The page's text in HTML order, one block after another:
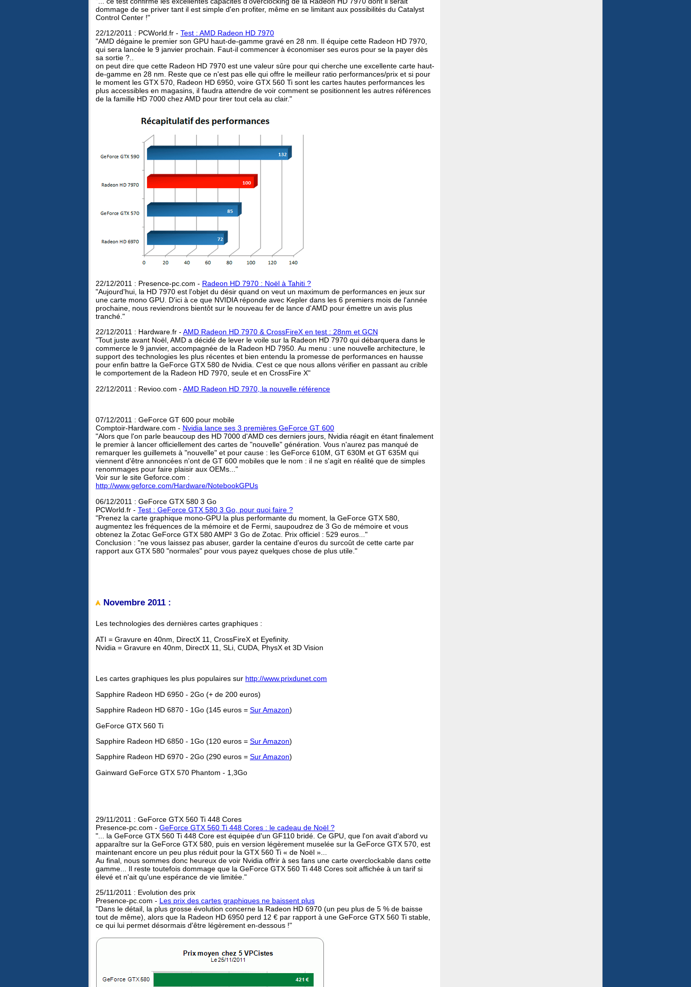
dommage de se priver tant il est simple d'en profiter, même en se limitant aux possibilités du Catalyst
Control Center !"
22/12/2011 : PCWorld.fr - Test : AMD Radeon HD 7970
"AMD dégaine le premier son GPU haut-de-gamme gravé en 28 nm. Il équipe cette Radeon HD 7970,
qui sera lancée le 9 janvier prochain. Faut-il commencer à économiser ses euros pour se la payer dès
sa sortie ?..
on peut dire que cette Radeon HD 7970 est une valeur sûre pour qui cherche une excellente carte haut-
de-gamme en 28 nm. Reste que ce n'est pas elle qui offre le meilleur ratio performances/prix et si pour
le moment les GTX 570, Radeon HD 6950, voire GTX 560 Ti sont les cartes hautes performances les
plus accessibles en magasins, il faudra attendre de voir comment se positionnent les autres références
de la famille HD 7000 chez AMD pour tirer tout cela au clair."
22/12/2011 : Presence-pc.com - Radeon HD 7970 : Noël à Tahiti ?
"Aujourd'hui, la HD 7970 est l'objet du désir quand on veut un maximum de performances en jeux sur
une carte mono GPU. D'ici à ce que NVIDIA réponde avec Kepler dans les 6 premiers mois de l'année
prochaine, nous reviendrons bientôt sur le nouveau fer de lance d'AMD pour émettre un avis plus
tranché."
22/12/2011 : Hardware.fr - AMD Radeon HD 7970 & CrossFireX en test : 28nm et GCN
"Tout juste avant Noël, AMD a décidé de lever le voile sur la Radeon HD 7970 qui débarquera dans le
commerce le 9 janvier, accompagnée de la Radeon HD 7950. Au menu : une nouvelle architecture, le
support des technologies les plus récentes et bien entendu la promesse de performances en hausse
pour enfin battre la GeForce GTX 580 de Nvidia. C'est ce que nous allons vérifier en passant au crible
le comportement de la Radeon HD 7970, seule et en CrossFire X"
22/12/2011 : Revioo.com - AMD Radeon HD 7970, la nouvelle référence
07/12/2011 : GeForce GT 600 pour mobile
Comptoir-Hardware.com - Nvidia lance ses 3 premières GeForce GT 600
"Alors que l'on parle beaucoup des HD 7000 d'AMD ces derniers jours, Nvidia réagit en étant finalement
le premier à lancer officiellement des cartes de "nouvelle" génération. Vous n'aurez pas manqué de
remarquer les guillemets à "nouvelle" et pour cause : les GeForce 610M, GT 630M et GT 635M qui
viennent d'être annoncées n'ont de GT 600 mobiles que le nom : il ne s'agit en réalité que de simples
renommages pour faire plaisir aux OEMs..."
Voir sur le site Geforce.com :
http://www.geforce.com/Hardware/NotebookGPUs
06/12/2011 : GeForce GTX 580 3 Go
PCWorld.fr - Test : GeForce GTX 580 3 Go, pour quoi faire ?
"Prenez la carte graphique mono-GPU la plus performante du moment, la GeForce GTX 580,
augmentez les fréquences de la mémoire et de Fermi, saupoudrez de 3 Go de mémoire et vous
obtenez la Zotac GeForce GTX 580 AMP² 3 Go de Zotac. Prix officiel : 529 euros..."
Conclusion : "ne vous laissez pas abuser, garder la centaine d'euros du surcoût de cette carte par
rapport aux GTX 580 "normales" pour vous payez quelques chose de plus utile."
Novembre 2011 :
Les technologies des dernières cartes graphiques :
ATI = Gravure en 40nm, DirectX 11, CrossFireX et Eyefinity.
Nvidia = Gravure en 40nm, DirectX 11, SLi, CUDA, PhysX et 3D Vision
Les cartes graphiques les plus populaires sur http://www.prixdunet.com
Sapphire Radeon HD 6950 - 2Go (+ de 200 euros)
Sapphire Radeon HD 6870 - 1Go (145 euros = Sur Amazon)
GeForce GTX 560 Ti
Sapphire Radeon HD 6850 - 1Go (120 euros = Sur Amazon)
Sapphire Radeon HD 6970 - 2Go (290 euros = Sur Amazon)
Gainward GeForce GTX 570 Phantom - 1,3Go
29/11/2011 : GeForce GTX 560 Ti 448 Cores
Presence-pc.com - GeForce GTX 560 Ti 448 Cores : le cadeau de Noël ?
"... la GeForce GTX 560 Ti 448 Core est équipée d'un GF110 bridé. Ce GPU, que l'on avait d'abord vu
apparaître sur la GeForce GTX 580, puis en version légèrement muselée sur la GeForce GTX 570, est
maintenant encore un peu plus réduit pour la GTX 560 Ti « de Noël »...
Au final, nous sommes donc heureux de voir Nvidia offrir à ses fans une carte overclockable dans cette
gamme... Il reste toutefois dommage que la GeForce GTX 560 Ti 448 Cores soit affichée à un tarif si
élevé et n'ait qu'une espérance de vie limitée."
25/11/2011 : Evolution des prix
Presence-pc.com - Les prix des cartes graphiques ne baissent plus
"Dans le détail, la plus grosse évolution concerne la Radeon HD 6970 (un peu plus de 5 % de baisse
tout de même), alors que la Radeon HD 6950 perd 12 € par rapport à une GeForce GTX 560 Ti stable,
ce qui lui permet désormais d'être légèrement en-dessous !"